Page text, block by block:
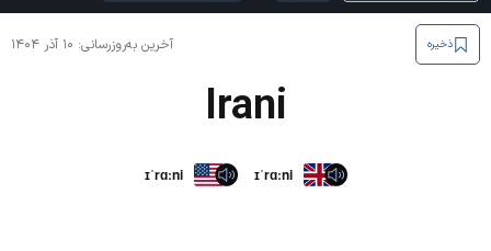
آخرین به‌روزرسانی: ۱۰ آذر ۱۴۰۴ ذخیره
Irani
ɪˈrɑːni ɪˈrɑːni